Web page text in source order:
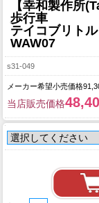
【幸和製作所
歩行車
テイコブリト
WAW07
s31-049
メーカー希望小売価格
当店販売価格